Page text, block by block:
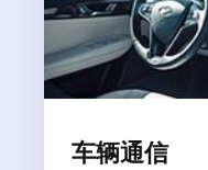
车辆通信